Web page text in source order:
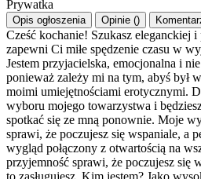
Prywatka
Opis ogłoszenia Opinie ()
Cześć kochanie! Szukasz eleganckiej
zapewni Ci miłe spędzenie czasu w
Jestem przyjacielska, emocjonalna i
ponieważ zależy mi na tym, abyś był
moimi umiejętnościami erotycznymi.
wyboru mojego towarzystwa i
spotkać się ze mną ponownie. Moje
sprawi, że poczujesz się wspaniale, a
wygląd połączony z otwartością na
przyjemność sprawi, że poczujesz się
to zasługujesz. Kim jestem? Jako